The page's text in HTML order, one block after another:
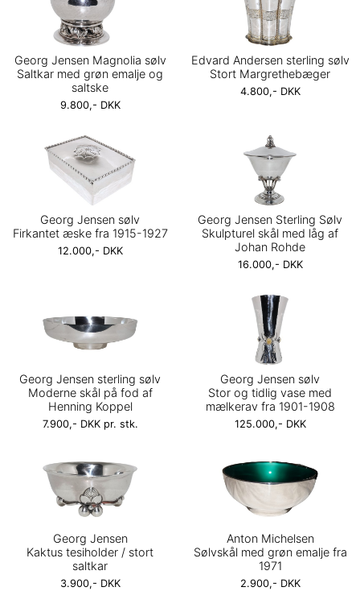
Georg Jensen Magnolia sølv
Saltkar med grøn emalje og
saltske
9.800,- DKK
Edvard Andersen sterling sølv
Stort Margrethebæger
4.800,- DKK
Georg Jensen sølv
Firkantet æske fra 1915-1927
12.000,- DKK
Georg Jensen Sterling Sølv
Skulpturel skål med låg af
Johan Rohde
16.000,- DKK
Georg Jensen sterling sølv
Moderne skål på fod af
Henning Koppel
7.900,- DKK pr. stk.
Georg Jensen sølv
Stor og tidlig vase med
mælkerav fra 1901-1908
125.000,- DKK
Georg Jensen
Kaktus tesiholder / stort
saltkar
3.900,- DKK
Anton Michelsen
Sølvskål med grøn emalje fra
1971
2.900,- DKK